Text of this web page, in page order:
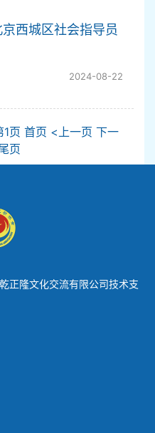
京西城区社会指导员
2024-08-22
1页 首页 <上一页 下一
页
隆文化交流有限公司技术支